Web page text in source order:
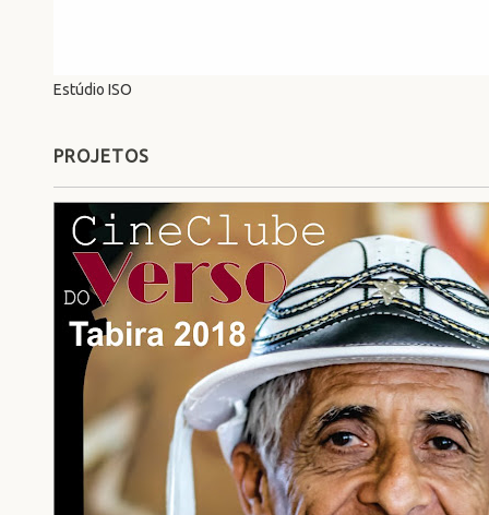
Estúdio ISO
PROJETOS